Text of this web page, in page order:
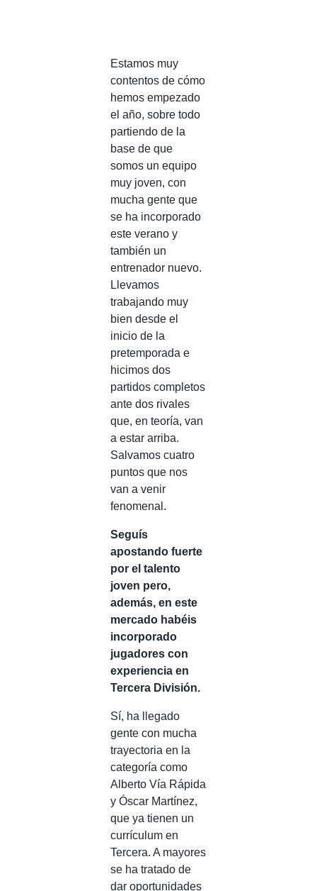
Estamos muy
contentos de cómo
hemos empezado
el año, sobre todo
partiendo de la
base de que
somos un equipo
muy joven, con
mucha gente que
se ha incorporado
este verano y
también un
entrenador nuevo.
Llevamos
trabajando muy
bien desde el
inicio de la
pretemporada e
hicimos dos
partidos completos
ante dos rivales
que, en teoría, van
a estar arriba.
Salvamos cuatro
puntos que nos
van a venir
fenomenal.
Seguís
apostando fuerte
por el talento
joven pero,
además, en este
mercado habéis
incorporado
jugadores con
experiencia en
Tercera División.
Sí, ha llegado
gente con mucha
trayectoria en la
categoría como
Alberto Vía Rápida
y Óscar Martínez,
que ya tienen un
currículum en
Tercera. A mayores
se ha tratado de
dar oportunidades